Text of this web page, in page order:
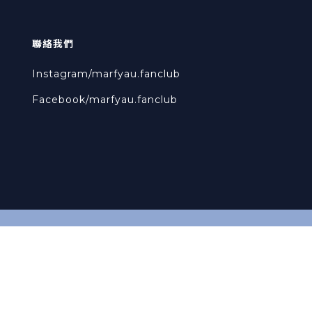
聯絡我們
Instagram/marfyau.fanclub
Facebook/marfyau.fanclub